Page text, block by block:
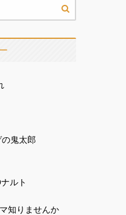
鬼太郎
ルト
知りませんか